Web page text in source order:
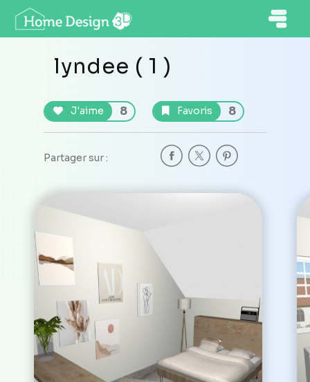
lyndee ( 1 )
J'aime 8 Favoris 8
Partager sur :